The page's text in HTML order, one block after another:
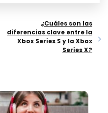
¿Cuáles son las
diferencias clave entre la
Xbox Series S y la Xbox
Series X?